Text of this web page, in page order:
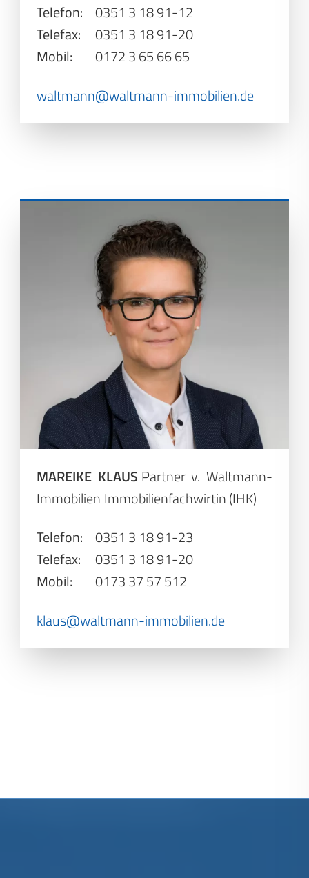
Telefon:
0351 3 18 91-12
Telefax:
0351 3 18 91-20
Mobil:
0172 3 65 66 65
waltmann@waltmann-immobilien.de
MAREIKE KLAUS Partner v. Waltmann-
Immobilien Immobilienfachwirtin (IHK)
Telefon:
0351 3 18 91-23
Telefax:
0351 3 18 91-20
Mobil:
0173 37 57 512
klaus@waltmann-immobilien.de